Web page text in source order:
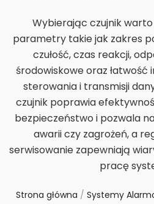
Wybierając czujnik
parametry takie jak zakres
czułość, czas reakcji,
środowiskowe oraz
sterowania i transmisji
czujnik poprawia
bezpieczeństwo i pozwala
awarii czy zagrożeń, a
serwisowanie zapewniają
pracę
Strona główna / Systemy